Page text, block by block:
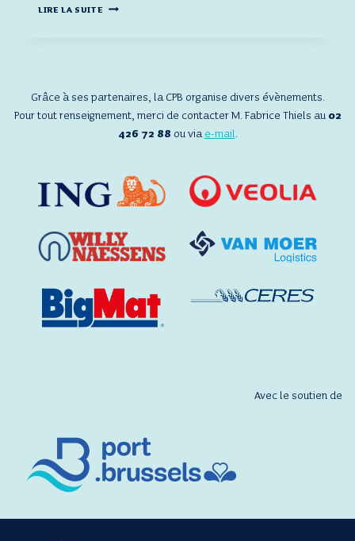
LIRE LA SUITEPHOTOS
À
MAISON
Grâce à ses partenaires, la CPB organise divers évènements.
Pour tout renseignement, merci de contacter M. Fabrice Thiels au 02
426 72 88 ou viae-mail.
Avec le soutien de